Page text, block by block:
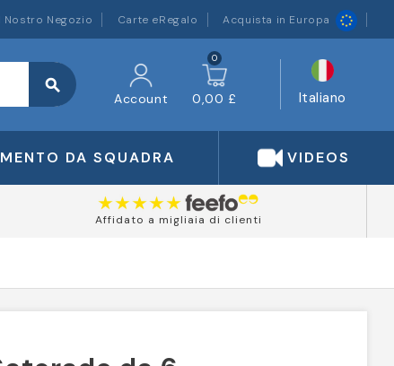
Nostro Negozio Carte eRegalo Acquista in Europa
search
Account
0
0,00 £ Italiano
DA SQUADRA VIDEOS
Affidato a migliaia di clienti